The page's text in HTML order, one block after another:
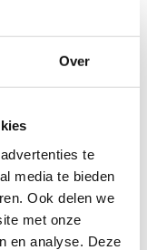
Over
te
media te bieden
Ook delen we
met onze
en analyse. Deze
is het
ervoor dat de
in een malser